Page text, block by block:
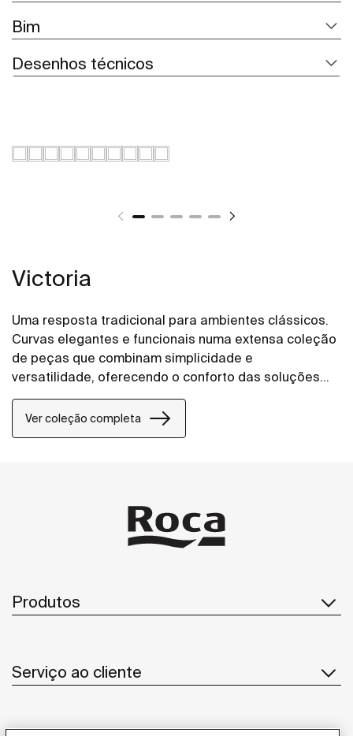
Bim
Desenhos técnicos
Victoria
Uma resposta tradicional para ambientes clássicos.
Curvas elegantes e funcionais numa extensa coleção
de peças que combinam simplicidade e
versatilidade, oferecendo o conforto das soluções
mais experientes.
Ver coleção completa
Produtos
Serviço ao cliente